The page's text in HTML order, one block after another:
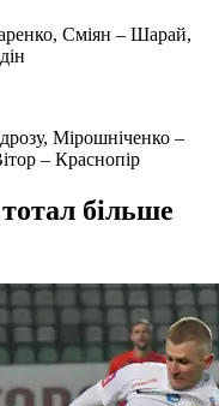
Сміян – Шарай,
Мірошніченко –
– Краснопір
більше